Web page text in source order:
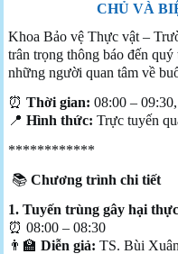
CHỦ VÀ
Khoa Bảo vệ Thực vật –
trân trọng thông báo đến
những người quan tâm về
⏰Thời gian: 08:00 –
📍Hình thức: Trực tuyến
************
📚Chương trình chi tiết
1. Tuyến trùng gây hại
⏰ 08:00 – 08:30
👨‍🏫Diễn giả: TS. Bùi